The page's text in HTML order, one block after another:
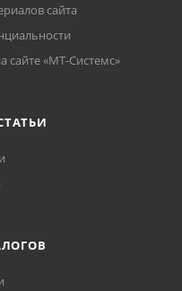
сайта
сайте «МТ-Системс»